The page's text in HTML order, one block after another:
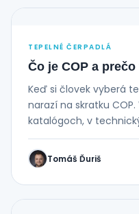
TEPELNÉ ČERPADLÁ
Čo je COP a
Keď si človek vyberá
narazí na skratku
katalógoch, v
Tomáš Ďuriš